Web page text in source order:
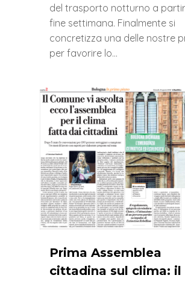
del trasporto notturno a
fine settimana. Finalmente si
concretizza una delle nostre
per favorire lo…
Prima Assemblea
cittadina sul clima: il
0